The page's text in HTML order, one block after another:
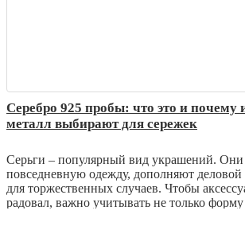
Серебро 925 пробы: что это и почему
металл выбирают для сережек
Серьги – популярный вид украшений.
повседневную одежду, дополняют деловой
для торжественных случаев. Чтобы
радовал, важно учитывать не только
материал. Среди множества вариантов